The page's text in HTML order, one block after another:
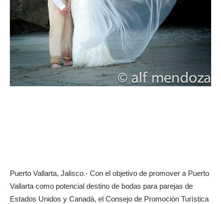
Puerto Vallarta, Jalisco.- Con el objetivo de promover a Puerto
Vallarta como potencial destino de bodas para parejas de
Estados Unidos y Canadá, el Consejo de Promoción Turística